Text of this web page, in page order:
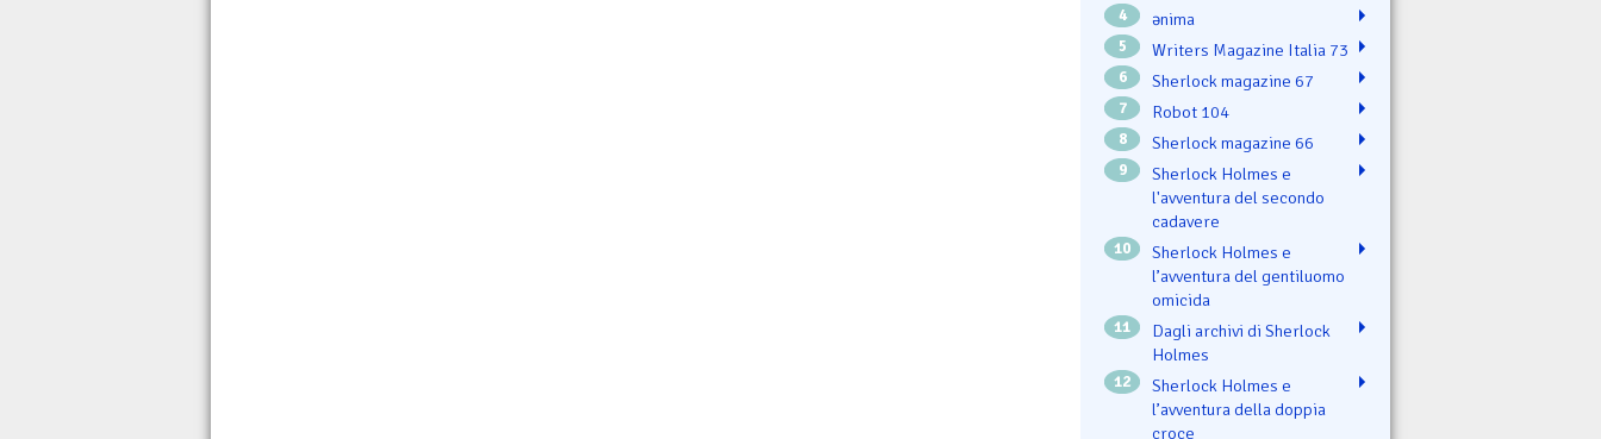
4 ənima
5 Writers Magazine Italia 73
6 Sherlock magazine 67
7 Robot 104
8 Sherlock magazine 66
9
Sherlock Holmes e
l'avventura del secondo
cadavere
10
Sherlock Holmes e
l’avventura del gentiluomo
omicida
11
Dagli archivi di Sherlock
Holmes
12
Sherlock Holmes e
l’avventura della doppia
croce